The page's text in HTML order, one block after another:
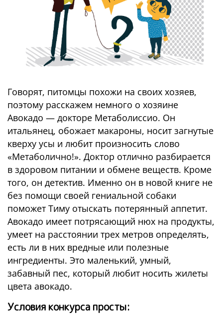
Говорят, питомцы похожи на своих хозяев,
поэтому расскажем немного о хозяине
Авокадо — докторе Метаболиссио. Он
итальянец, обожает макароны, носит загнутые
кверху усы и любит произносить слово
«Метаболично!». Доктор отлично разбирается
в здоровом питании и обмене веществ. Кроме
того, он детектив. Именно он в новой книге не
без помощи своей гениальной собаки
поможет Тиму отыскать потерянный аппетит.
Авокадо имеет потрясающий нюх на продукты,
умеет на расстоянии трех метров определять,
есть ли в них вредные или полезные
ингредиенты. Это маленький, умный,
забавный пес, который любит носить жилеты
цвета авокадо.
Условия конкурса просты: